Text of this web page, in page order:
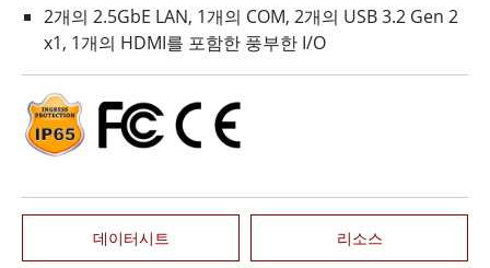
2개의 2.5GbE LAN, 1개의 COM, 2개의 USB 3.2 Gen 2
x1, 1개의 HDMI를 포함한 풍부한 I/O
데이터시트 리소스